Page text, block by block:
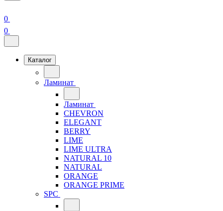
0
0
Каталог
Ламинат
Ламинат
CHEVRON
ELEGANT
BERRY
LIME
LIME ULTRA
NATURAL 10
NATURAL
ORANGE
ORANGE PRIME
SPC